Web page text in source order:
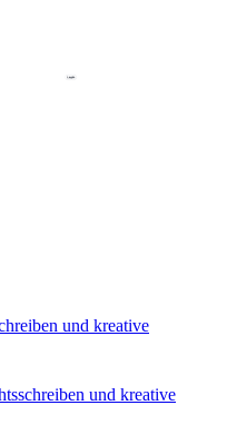
und kreative
und kreative